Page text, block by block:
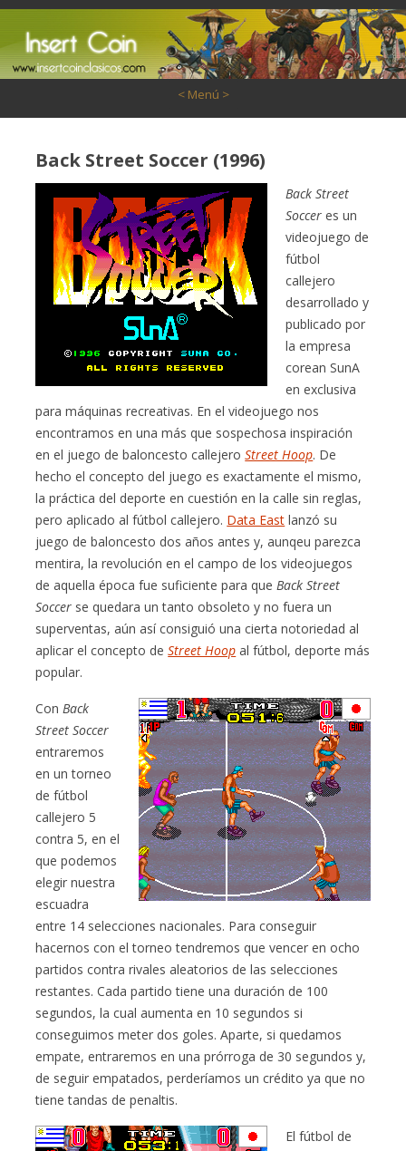
< Menú >
Back Street Soccer (1996)
Back Street
Soccer es un
videojuego de
fútbol
callejero
desarrollado y
publicado por
la empresa
corean SunA
en exclusiva
para máquinas recreativas. En el videojuego nos
encontramos en una más que sospechosa inspiración
en el juego de baloncesto callejeroStreet Hoop. De
hecho el concepto del juego es exactamente el mismo,
la práctica del deporte en cuestión en la calle sin reglas,
pero aplicado al fútbol callejero. Data East lanzó su
juego de baloncesto dos años antes y, aunqeu parezca
mentira, la revolución en el campo de los videojuegos
de aquella época fue suficiente para que Back Street
Soccer se quedara un tanto obsoleto y no fuera un
superventas, aún así consiguió una cierta notoriedad al
aplicar el concepto deStreet Hoop al fútbol, deporte más
popular.
Con Back
Street Soccer
entraremos
en un torneo
de fútbol
callejero 5
contra 5, en el
que podemos
elegir nuestra
escuadra
entre 14 selecciones nacionales. Para conseguir
hacernos con el torneo tendremos que vencer en ocho
partidos contra rivales aleatorios de las selecciones
restantes. Cada partido tiene una duración de 100
segundos, la cual aumenta en 10 segundos si
conseguimos meter dos goles. Aparte, si quedamos
empate, entraremos en una prórroga de 30 segundos y,
de seguir empatados, perderíamos un crédito ya que no
tiene tandas de penaltis.
El fútbol de